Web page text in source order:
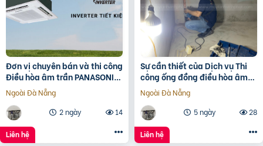
Đơn vị chuyên bán và thi công
Điều hòa âm trần PANASONIC
Inverter giá đại lý
Ngoài Đà Nẵng
2 ngày
14
Liên hệ
Sự cần thiết của Dịch vụ Thi
công ống đồng điều hòa âm
tường?
Ngoài Đà Nẵng
5 ngày
28
Liên hệ